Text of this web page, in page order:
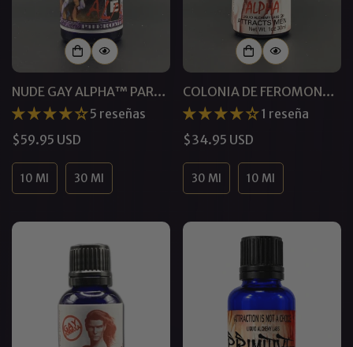
NUDE GAY ALPHA™ PARA
HOMBRES | FEROMONAS
5 reseñas
Precio
$59.95 USD
10 Ml 30 Ml
COLONIA DE FEROMONAS
POSSESS™ ALPHA GAY
1 reseña
Precio
$34.95 USD
30 Ml 10 Ml